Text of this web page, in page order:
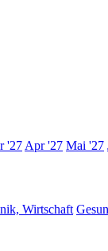
'27 Apr '27 Mai '27
Wirtschaft